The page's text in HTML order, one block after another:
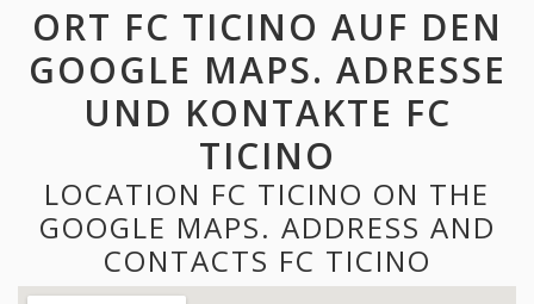
ORT FC TICINO AUF DEN
GOOGLE MAPS. ADRESSE
UND KONTAKTE FC
TICINO
LOCATION FC TICINO ON THE
GOOGLE MAPS. ADDRESS AND
CONTACTS FC TICINO